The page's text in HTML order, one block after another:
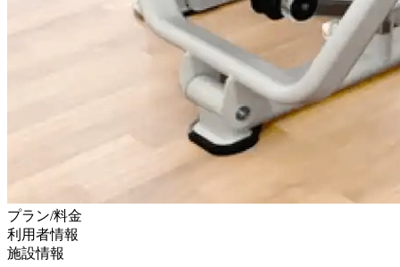
プラン/料金
利用者情報
施設情報